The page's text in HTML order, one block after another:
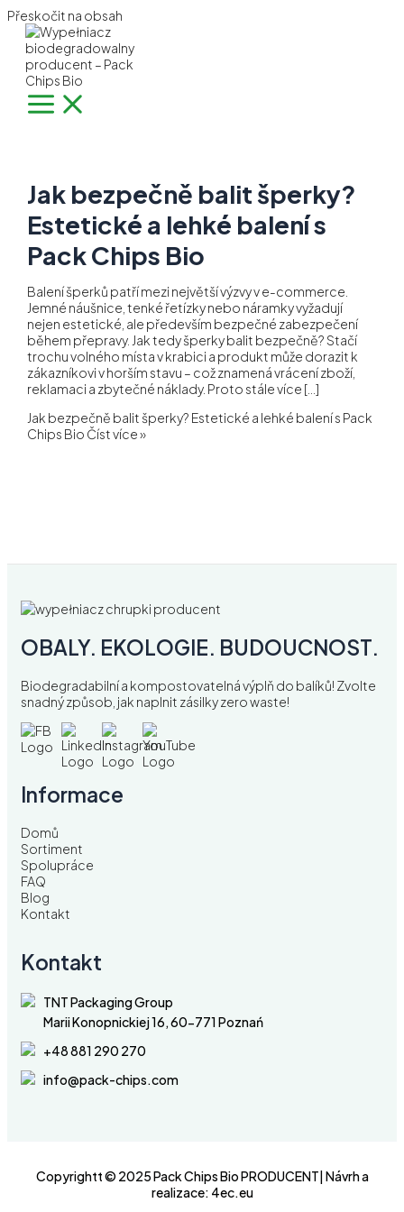
Přeskočit na obsah
Jak bezpečně balit šperky?
Estetické a lehké balení s
Pack Chips Bio
Balení šperků patří mezi největší výzvy v e-commerce.
Jemné náušnice, tenké řetízky nebo náramky vyžadují
nejen estetické, ale především bezpečné zabezpečení
během přepravy. Jak tedy šperky balit bezpečně? Stačí
trochu volného místa v krabici a produkt může dorazit k
zákazníkovi v horším stavu – což znamená vrácení zboží,
reklamaci a zbytečné náklady. Proto stále více […]
Jak bezpečně balit šperky? Estetické a lehké balení s Pack
Chips Bio Číst více »
OBALY. EKOLOGIE. BUDOUCNOST.
Biodegradabilní a kompostovatelná výplň do balíků! Zvolte
snadný způsob, jak naplnit zásilky zero waste!
Informace
Domů
Sortiment
Spolupráce
FAQ
Blog
Kontakt
Kontakt
TNT Packaging Group
Marii Konopnickiej 16, 60-771 Poznań
+48 881 290 270
info@pack-chips.com
Copyrightt © 2025 Pack Chips Bio PRODUCENT| Návrh a
realizace: 4ec.eu